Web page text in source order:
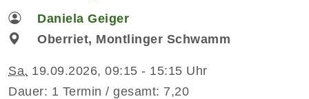
Daniela Geiger
Oberriet, Montlinger Schwamm
Sa. 19.09.2026, 09:15 - 15:15 Uhr
Dauer: 1 Termin / gesamt: 7,20